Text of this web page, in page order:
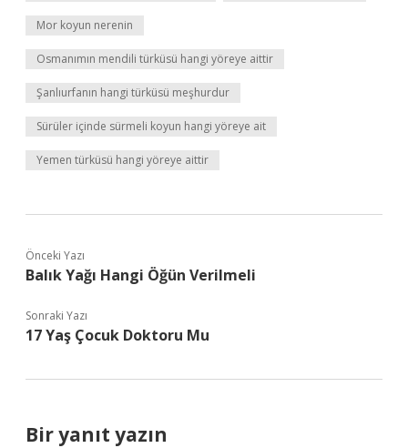
Mor koyun nerenin
Osmanımın mendili türküsü hangi yöreye aittir
Şanlıurfanın hangi türküsü meşhurdur
Sürüler içinde sürmeli koyun hangi yöreye ait
Yemen türküsü hangi yöreye aittir
Önceki Yazı
Balık Yağı Hangi Öğün Verilmeli
Sonraki Yazı
17 Yaş Çocuk Doktoru Mu
Bir yanıt yazın